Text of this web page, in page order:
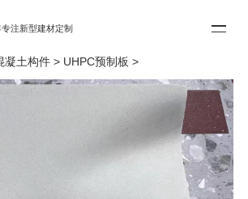
专注新型建材定制
凝土构件> UHPC预制板 >